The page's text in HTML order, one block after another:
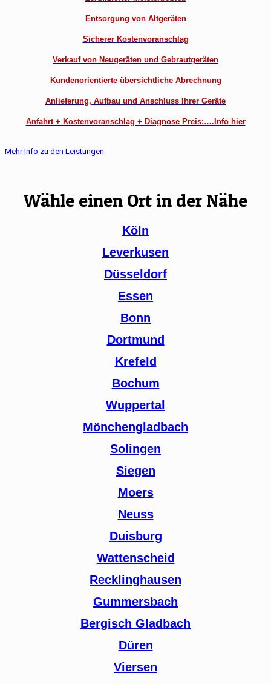
Entsorgung von Altgeräten
Sicherer Kostenvoranschlag
Verkauf von Neugeräten und Gebrautgeräten
Kundenorientierte übersichtliche Abrechnung
Anlieferung, Aufbau und Anschluss Ihrer Geräte
Anfahrt + Kostenvoranschlag + Diagnose Preis:….Info hier
Mehr Info zu den Leistungen
Wähle einen Ort in der Nähe
Köln
Leverkusen
Düsseldorf
Essen
Bonn
Dortmund
Krefeld
Bochum
Wuppertal
Mönchengladbach
Solingen
Siegen
Moers
Neuss
Duisburg
Wattenscheid
Recklinghausen
Gummersbach
Bergisch Gladbach
Düren
Viersen